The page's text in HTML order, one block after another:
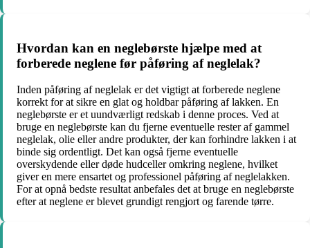
Hvordan kan en neglebørste hjælpe med at
forberede neglene før påføring af neglelak?
Inden påføring af neglelak er det vigtigt at forberede neglene
korrekt for at sikre en glat og holdbar påføring af lakken. En
neglebørste er et uundværligt redskab i denne proces. Ved at
bruge en neglebørste kan du fjerne eventuelle rester af gammel
neglelak, olie eller andre produkter, der kan forhindre lakken i at
binde sig ordentligt. Det kan også fjerne eventuelle
overskydende eller døde hudceller omkring neglene, hvilket
giver en mere ensartet og professionel påføring af neglelakken.
For at opnå bedste resultat anbefales det at bruge en neglebørste
efter at neglene er blevet grundigt rengjort og farende tørre.